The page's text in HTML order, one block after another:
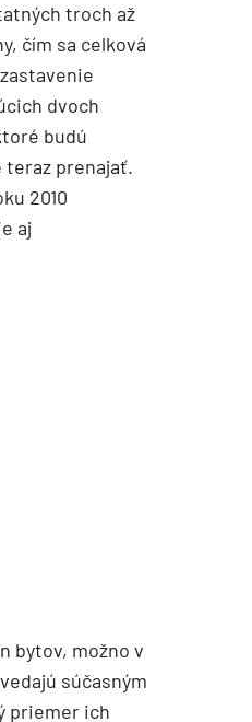
troch až
čím sa celková
dvoch
budú
teraz prenajať.
2010
aj
bytov, možno v
súčasným
priemer ich